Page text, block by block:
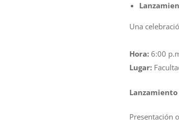
Una
Hora: 6:00
Lugar:
Presentación